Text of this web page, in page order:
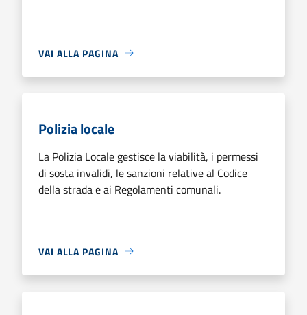
VAI ALLA PAGINA
Polizia locale
La Polizia Locale gestisce la viabilità, i permessi
di sosta invalidi, le sanzioni relative al Codice
della strada e ai Regolamenti comunali.
VAI ALLA PAGINA